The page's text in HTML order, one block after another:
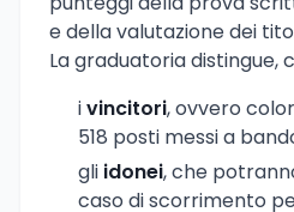
e della valutazione dei
La graduatoria distingue,
ivincitori, ovvero
518 posti messi a
gli idonei, che
caso di scorrimento